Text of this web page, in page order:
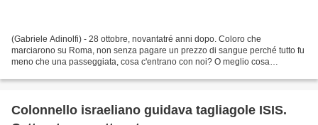
(Gabriele Adinolfi) - 28 ottobre, novantatré anni dopo. Coloro che
marciarono su Roma, non senza pagare un prezzo di sangue perché tutto fu
meno che una passeggiata, cosa c'entrano con noi? O meglio cosa
Colonnello israeliano guidava tagliagole ISIS.